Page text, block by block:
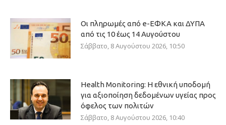
Οι πληρωμές από e-ΕΦΚΑ και ΔΥΠΑ
από τις 10 έως 14 Αυγούστου
Σάββατο, 8 Αυγούστου 2026, 10:50
Health Monitoring: Η εθνική υποδομή
για αξιοποίηση δεδομένων υγείας προς
όφελος των πολιτών
Σάββατο, 8 Αυγούστου 2026, 10:40